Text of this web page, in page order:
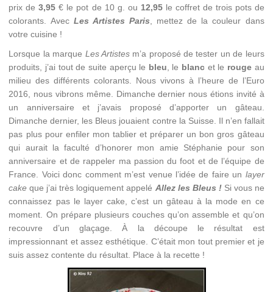
prix de3,95 € le pot de 10 g. ou 12,95le coffret de trois pots de
colorants. Avec Les Artistes Paris , mettez de la couleur dans
votre cuisine !
Lorsque la marque Les Artistesm’a proposé de tester un de leurs
produits, j’ai tout de suite aperçu le bleu , le blanc et le rougeau
milieu des différents colorants. Nous vivons à l’heure de l’Euro
2016, nous vibrons même. Dimanche dernier nous étions invité à
un anniversaire et j’avais proposé d’apporter un gâteau.
Dimanche dernier, les Bleus jouaient contre la Suisse. Il n’en fallait
pas plus pour enfiler mon tablier et préparer un bon gros gâteau
qui aurait la faculté d’honorer mon amie Stéphanie pour son
anniversaire et de rappeler ma passion du foot et de l’équipe de
France. Voici donc comment m’est venue l’idée de faire un layer
cake que j’ai très logiquement appelé Allez les Bleus ! Si vous ne
connaissez pas le layer cake, c’est un gâteau à la mode en ce
moment. On prépare plusieurs couches qu’on assemble et qu’on
recouvre d’un glaçage. À la découpe le résultat est
impressionnant et assez esthétique. C’était mon tout premier et je
suis assez contente du résultat. Place à la recette !